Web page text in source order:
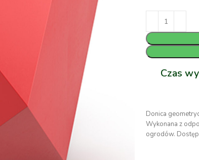
Czas
Donica
Wykonana z
ogrodów.